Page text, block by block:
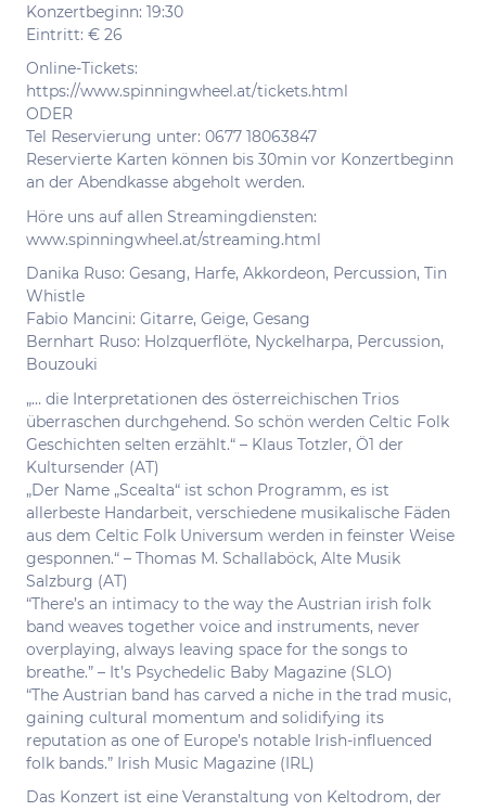
Konzertbeginn: 19:30
Eintritt: € 26
Online-Tickets:
https://www.spinningwheel.at/tickets.html
ODER
Tel Reservierung unter: 0677 18063847
Reservierte Karten können bis 30min vor Konzertbeginn
an der Abendkasse abgeholt werden.
Höre uns auf allen Streamingdiensten:
www.spinningwheel.at/streaming.html
Danika Ruso: Gesang, Harfe, Akkordeon, Percussion, Tin
Whistle
Fabio Mancini: Gitarre, Geige, Gesang
Bernhart Ruso: Holzquerflöte, Nyckelharpa, Percussion,
Bouzouki
„… die Interpretationen des österreichischen Trios
überraschen durchgehend. So schön werden Celtic Folk
Geschichten selten erzählt.“ – Klaus Totzler, Ö1 der
Kultursender (AT)
„Der Name „Scealta“ ist schon Programm, es ist
allerbeste Handarbeit, verschiedene musikalische Fäden
aus dem Celtic Folk Universum werden in feinster Weise
gesponnen.“ – Thomas M. Schallaböck, Alte Musik
Salzburg (AT)
“There’s an intimacy to the way the Austrian irish folk
band weaves together voice and instruments, never
overplaying, always leaving space for the songs to
breathe.” – It’s Psychedelic Baby Magazine (SLO)
“The Austrian band has carved a niche in the trad music,
gaining cultural momentum and solidifying its
reputation as one of Europe’s notable Irish-influenced
folk bands.” Irish Music Magazine (IRL)
Das Konzert ist eine Veranstaltung von Keltodrom, der